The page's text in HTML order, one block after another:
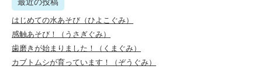
はじめての水あそび（ひよこぐみ）
感触あそび！（うさぎぐみ）
歯磨きが始まりました！（くまぐみ）
カブトムシが育っています！（ぞうぐみ）